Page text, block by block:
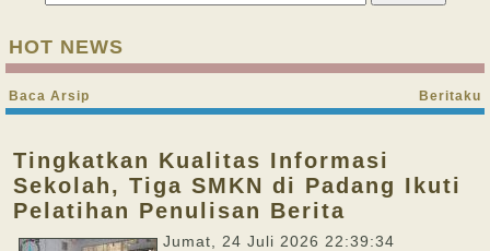
HOT NEWS
Baca Arsip Beritaku
Tingkatkan Kualitas Informasi
Sekolah, Tiga SMKN di Padang Ikuti
Pelatihan Penulisan Berita
Jumat, 24 Juli 2026 22:39:34